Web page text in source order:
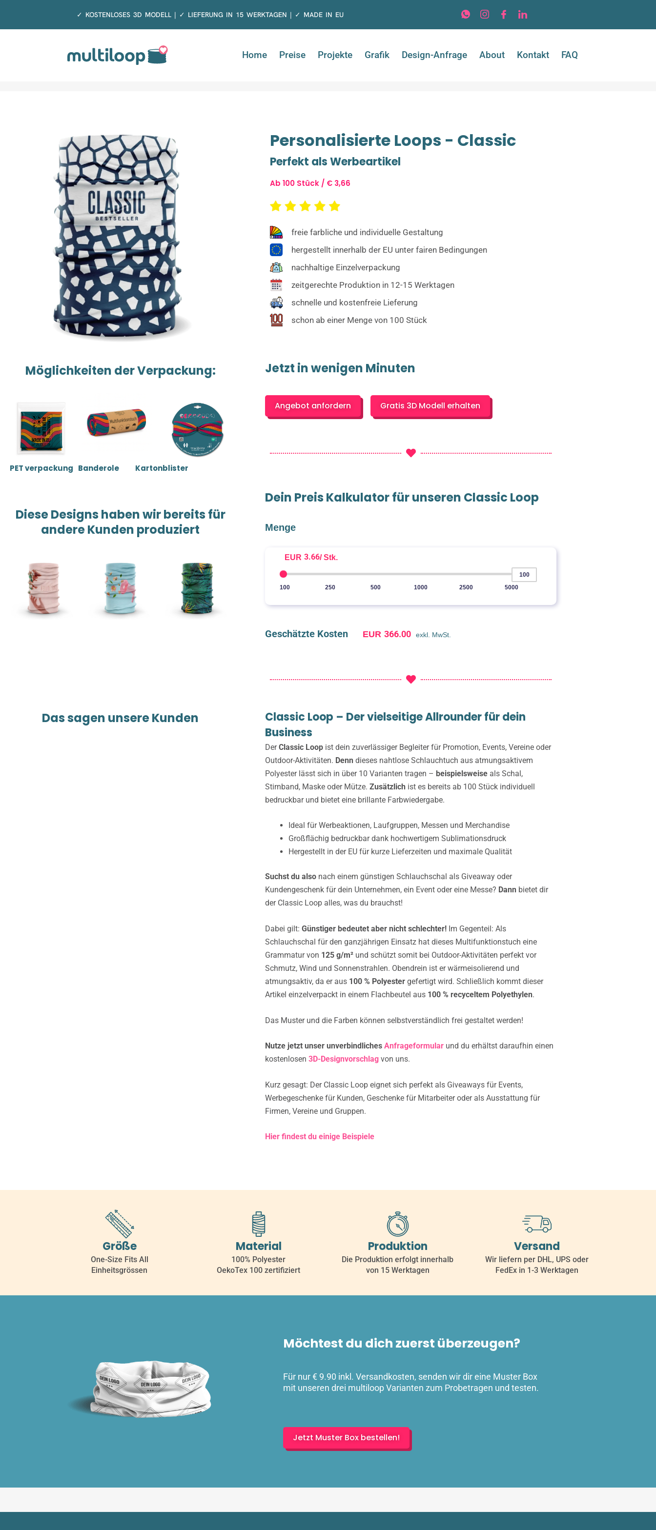
✓ KOSTENLOSES 3D MODELL | ✓ LIEFERUNG IN 15 WERKTAGEN | ✓ MADE IN EU
Home Preise Projekte Grafik Design-Anfrage About Kontakt FAQ
Möglichkeiten der Verpackung:
PET verpackung Banderole Kartonblister
Diese Designs haben wir bereits für
andere Kunden produziert
Das sagen unsere Kunden
Personalisierte Loops - Classic
Perfekt als Werbeartikel
Ab 100 Stück / € 3,66
freie farbliche und individuelle Gestaltung
hergestellt innerhalb der EU unter fairen Bedingungen
nachhaltige Einzelverpackung
zeitgerechte Produktion in 12-15 Werktagen
schnelle und kostenfreie Lieferung
schon ab einer Menge von 100 Stück
Jetzt in wenigen Minuten
Angebot anfordern Gratis 3D Modell erhalten
Dein Preis Kalkulator für unseren Classic Loop
Menge
EUR 3.66/ Stk.
100 250 500 1000 2500 5000
Geschätzte Kosten EUR 366.00 exkl. MwSt.
Classic Loop – Der vielseitige Allrounder für dein
Business
DerClassic Loop ist dein zuverlässiger Begleiter für Promotion, Events, Vereine oder
Outdoor-Aktivitäten. Denn dieses nahtlose Schlauchtuch aus atmungsaktivem
Polyester lässt sich in über 10 Varianten tragen – beispielsweise als Schal,
Stirnband, Maske oder Mütze. Zusätzlich ist es bereits ab 100 Stück individuell
bedruckbar und bietet eine brillante Farbwiedergabe.
Ideal für Werbeaktionen, Laufgruppen, Messen und Merchandise
Großflächig bedruckbar dank hochwertigem Sublimationsdruck
Hergestellt in der EU für kurze Lieferzeiten und maximale Qualität
Suchst du also nach einem günstigen Schlauchschal als Giveaway oder
Kundengeschenk für dein Unternehmen, ein Event oder eine Messe? Dann bietet dir
der Classic Loop alles, was du brauchst!
Dabei gilt: Günstiger bedeutet aber nicht schlechter! Im Gegenteil: Als
Schlauchschal für den ganzjährigen Einsatz hat dieses Multifunktionstuch eine
Grammatur von 125 g/m² und schützt somit bei Outdoor-Aktivitäten perfekt vor
Schmutz, Wind und Sonnenstrahlen. Obendrein ist er wärmeisolierend und
atmungsaktiv, da er aus 100 % Polyester gefertigt wird. Schließlich kommt dieser
Artikel einzelverpackt in einem Flachbeutel aus 100 % recyceltem Polyethylen.
Das Muster und die Farben können selbstverständlich frei gestaltet werden!
Nutze jetzt unser unverbindliches Anfrageformular und du erhältst daraufhin einen
kostenlosen 3D-Designvorschlag von uns.
Kurz gesagt: Der Classic Loop eignet sich perfekt als Giveaways für Events,
Werbegeschenke für Kunden, Geschenke für Mitarbeiter oder als Ausstattung für
Firmen, Vereine und Gruppen.
Hier findest du einige Beispiele
Größe
One-Size Fits All
Einheitsgrössen
Material
100% Polyester
OekoTex 100 zertifiziert
Produktion
Die Produktion erfolgt innerhalb
von 15 Werktagen
Versand
Wir liefern per DHL, UPS oder
FedEx in 1-3 Werktagen
Möchtest du dich zuerst überzeugen?
Für nur € 9.90 inkl. Versandkosten, senden wir dir eine Muster Box
mit unseren drei multiloop Varianten zum Probetragen und testen.
Jetzt Muster Box bestellen!